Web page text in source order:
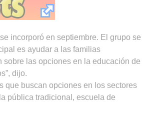
incorporó en septiembre. El grupo se
es ayudar a las familias
las opciones en la educación de
dijo.
que buscan opciones en los sectores
pública tradicional, escuela de